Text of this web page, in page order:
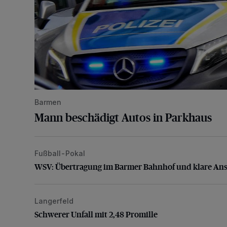
Barmen
Mann beschädigt Autos in Parkhaus
WSV: Übertragung im Barmer Bahnhof und klare
Fußball-Pokal
WSV: Übertragung im Barmer Bahnhof und klare
Schwerer Unfall mit 2,48 Promille
Langerfeld
Schwerer Unfall mit 2,48 Promille